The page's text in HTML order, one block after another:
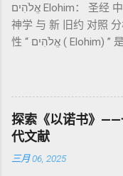
记》强调他们的洁净、
司是 圣所的看守者、
败（如拿答与亚比户擅
限 第11–15章讲述关
与不洁”的律例。其目
秩序感 ，帮助以色列人
罪”，而是不妨碍与神
16章描述每年一次的“
通婚、巨人（尼非利人
《比喻/相似喻之书》
者/义者 ”，刻画末世
：以异象回顾以色列
：智慧训诫、“祸哉”、
以诺书》（斯拉夫文）
期以诺传统，不等同于
它是新约作者与读者共
呼应 犹大书14–15 几乎
אֱלֹהִים Elohim： 圣经 中“ 神” 的 多重 面貌 —— 语 义、 语法、
神学 与 新 旧约 对照
性 “ אֱלֹהִים ( Elohim) ” 是 希伯来 圣经 中 最 常用 来 指“ 神” 的
者”。 ✦ 语法 现象：
世 记 1: 1）； 在 其他
神、 属 灵 存在、 审判
义 和 神学 定位 。 二
示例 分类 类型 用法 说
探索《以诺书》——
代文献
三月 06, 2025